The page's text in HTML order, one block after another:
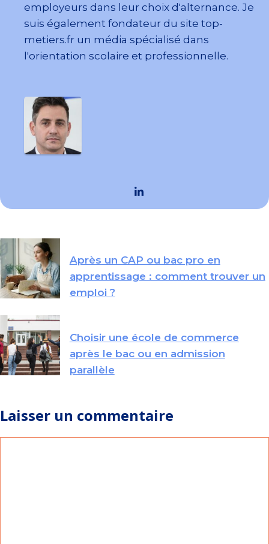
employeurs dans leur choix d'alternance. Je
suis également fondateur du site top-
metiers.fr un média spécialisé dans
l'orientation scolaire et professionnelle.
Après un CAP ou bac pro en
apprentissage : comment trouver un
emploi ?
Choisir une école de commerce
après le bac ou en admission
parallèle
Laisser un commentaire